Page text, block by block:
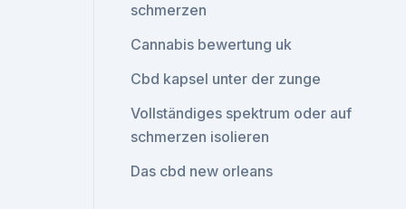
schmerzen
Cannabis bewertung uk
Cbd kapsel unter der zunge
Vollständiges spektrum oder auf
schmerzen isolieren
Das cbd new orleans